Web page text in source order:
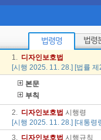
법령명 법령
1. 디자인보호법
[시행 2025. 11. 28.] [법률
본문
부칙
2. 디자인보호법 시행령
[시행 2025. 11. 28.] [대통령
3. 디자인보호법 시행규칙